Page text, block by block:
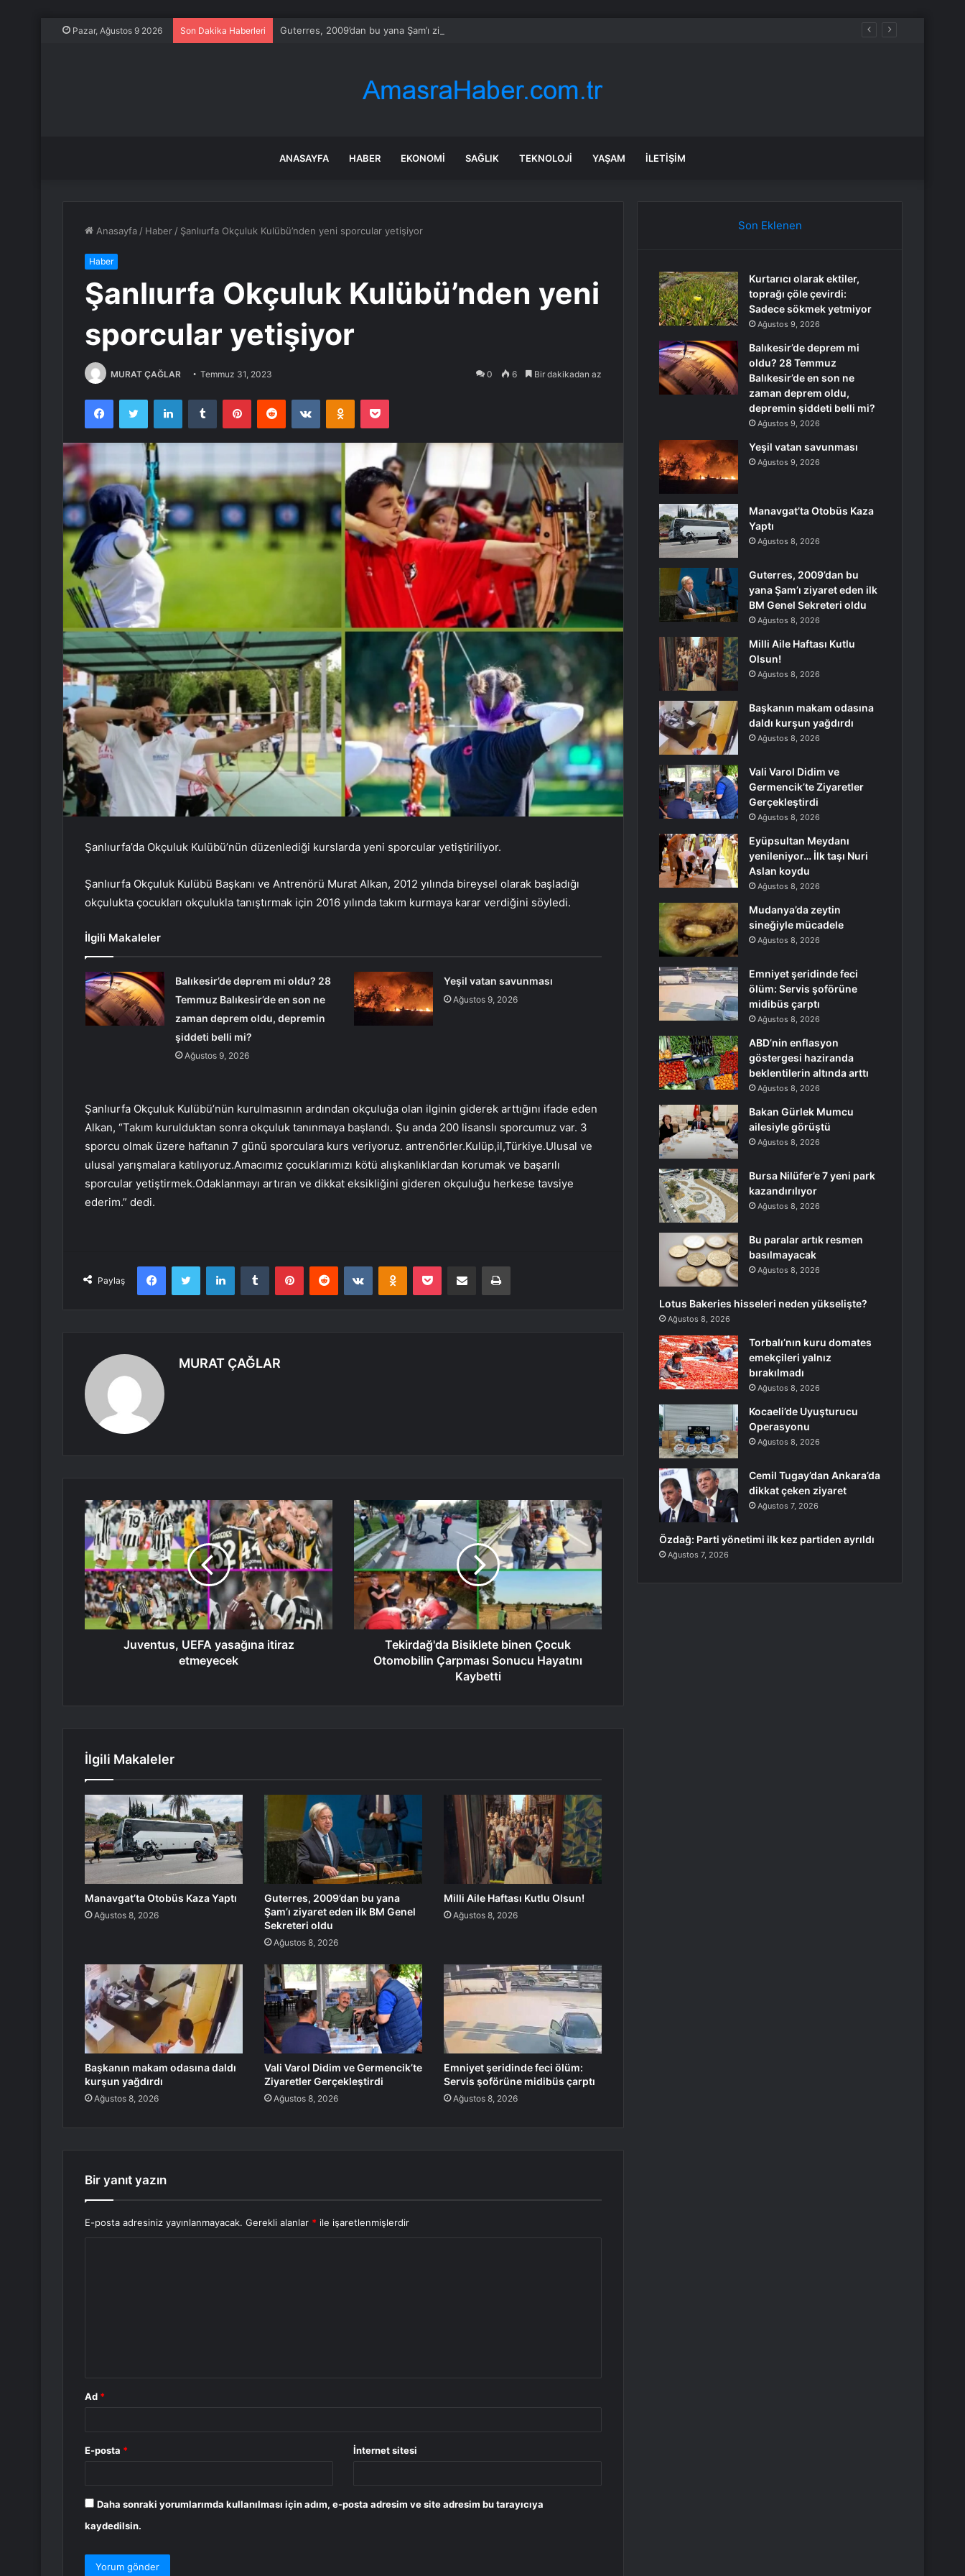
Pazar, Ağustos 9 2026 Son Dakika Haberleri Guterres, 2009’dan bu yana Şam’ı ziyaret eden ilk BM Genel Sekreteri oldu
ANASAYFA HABER EKONOMI SAĞLIK TEKNOLOJI YAŞAM İLETIŞIM
Anasayfa / Haber / Şanlıurfa Okçuluk Kulübü’nden yeni sporcular yetişiyor
Haber
Şanlıurfa Okçuluk Kulübü’nden yeni
sporcular yetişiyor
MURAT ÇAĞLAR Temmuz 31, 2023 0 6 Bir dakikadan az
FacebookTwitter LinkedInTumblr PinterestReddit VKontakteOdnoklassniki
Pocket
Şanlıurfa’da Okçuluk Kulübü’nün düzenlediği kurslarda yeni sporcular yetiştiriliyor.
Şanlıurfa Okçuluk Kulübü Başkanı ve Antrenörü Murat Alkan, 2012 yılında bireysel olarak başladığı
okçulukta çocukları okçulukla tanıştırmak için 2016 yılında takım kurmaya karar verdiğini söyledi.
İlgili Makaleler
Balıkesir’de deprem mi oldu? 28
Temmuz Balıkesir’de en son ne
zaman deprem oldu, depremin
şiddeti belli mi?
Ağustos 9, 2026
Yeşil vatan savunması
Ağustos 9, 2026
Şanlıurfa Okçuluk Kulübü’nün kurulmasının ardından okçuluğa olan ilginin giderek arttığını ifade eden
Alkan, “Takım kurulduktan sonra okçuluk tanınmaya başlandı. Şu anda 200 lisanslı sporcumuz var. 3
sporcu olmak üzere haftanın 7 günü sporculara kurs veriyoruz. antrenörler.Kulüp,il,Türkiye.Ulusal ve
ulusal yarışmalara katılıyoruz.Amacımız çocuklarımızı kötü alışkanlıklardan korumak ve başarılı
sporcular yetiştirmek.Odaklanmayı artıran ve dikkat eksikliğini gideren okçuluğu herkese tavsiye
ederim.” dedi.
Paylaş
FacebookTwitter LinkedInTumblr PinterestReddit VKontakteOdnoklassniki
Pocket E-Posta ile paylaş Yazdır
MURAT ÇAĞLAR
Juventus, UEFA yasağına itiraz
etmeyecek
Tekirdağ'da Bisiklete binen Çocuk
Otomobilin Çarpması Sonucu Hayatını
Kaybetti
İlgili Makaleler
Manavgat’ta Otobüs Kaza Yaptı
Ağustos 8, 2026
Guterres, 2009’dan bu yana
Şam’ı ziyaret eden ilk BM Genel
Sekreteri oldu
Ağustos 8, 2026
Milli Aile Haftası Kutlu Olsun!
Ağustos 8, 2026
Başkanın makam odasına daldı
kurşun yağdırdı
Ağustos 8, 2026
Vali Varol Didim ve Germencik’te
Ziyaretler Gerçekleştirdi
Ağustos 8, 2026
Emniyet şeridinde feci ölüm:
Servis şoförüne midibüs çarptı
Ağustos 8, 2026
Bir yanıt yazın
E-posta adresiniz yayınlanmayacak. Gerekli alanlar * ile işaretlenmişlerdir
Ad *
E-posta * İnternet sitesi
Daha sonraki yorumlarımda kullanılması için adım, e-posta adresim ve site adresim bu tarayıcıya
kaydedilsin.
Son Eklenen
Kurtarıcı olarak ektiler,
toprağı çöle çevirdi:
Sadece sökmek yetmiyor
Ağustos 9, 2026
Balıkesir’de deprem mi
oldu? 28 Temmuz
Balıkesir’de en son ne
zaman deprem oldu,
depremin şiddeti belli mi?
Ağustos 9, 2026
Yeşil vatan savunması
Ağustos 9, 2026
Manavgat’ta Otobüs Kaza
Yaptı
Ağustos 8, 2026
Guterres, 2009’dan bu
yana Şam’ı ziyaret eden ilk
BM Genel Sekreteri oldu
Ağustos 8, 2026
Milli Aile Haftası Kutlu
Olsun!
Ağustos 8, 2026
Başkanın makam odasına
daldı kurşun yağdırdı
Ağustos 8, 2026
Vali Varol Didim ve
Germencik’te Ziyaretler
Gerçekleştirdi
Ağustos 8, 2026
Eyüpsultan Meydanı
yenileniyor… İlk taşı Nuri
Aslan koydu
Ağustos 8, 2026
Mudanya’da zeytin
sineğiyle mücadele
Ağustos 8, 2026
Emniyet şeridinde feci
ölüm: Servis şoförüne
midibüs çarptı
Ağustos 8, 2026
ABD’nin enflasyon
göstergesi haziranda
beklentilerin altında arttı
Ağustos 8, 2026
Bakan Gürlek Mumcu
ailesiyle görüştü
Ağustos 8, 2026
Bursa Nilüfer’e 7 yeni park
kazandırılıyor
Ağustos 8, 2026
Bu paralar artık resmen
basılmayacak
Ağustos 8, 2026
Lotus Bakeries hisseleri neden yükselişte?
Ağustos 8, 2026
Torbalı’nın kuru domates
emekçileri yalnız
bırakılmadı
Ağustos 8, 2026
Kocaeli’de Uyuşturucu
Operasyonu
Ağustos 8, 2026
Cemil Tugay’dan Ankara’da
dikkat çeken ziyaret
Ağustos 7, 2026
Özdağ: Parti yönetimi ilk kez partiden ayrıldı
Ağustos 7, 2026